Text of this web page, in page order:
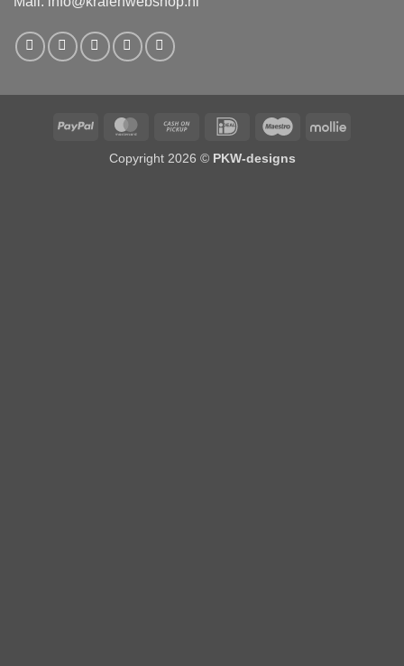
PayPal MasterCardCash
Pickup
IDeal Maestro Mollie
Copyright 2026 © PKW-designs